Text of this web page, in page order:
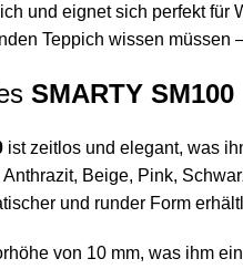
und eignet sich perfekt
Teppich wissen müssen
SMARTY SM100
ist zeitlos und elegant, was
Beige, Pink,
und runder Form
von 10 mm, was ihm